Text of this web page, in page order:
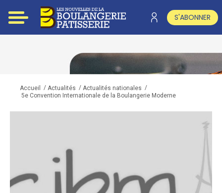
S'ABONNER
Accueil / Actualités / Actualités nationales /
5e Convention Internationale de la Boulangerie Moderne